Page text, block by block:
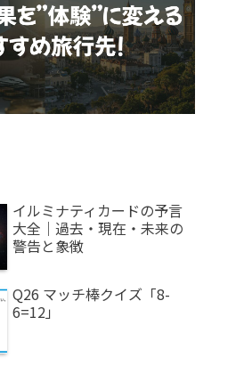
イルミナティカードの予言
大全｜過去・現在・未来の
警告と象徴
Q26 マッチ棒クイズ「8-
6=12」